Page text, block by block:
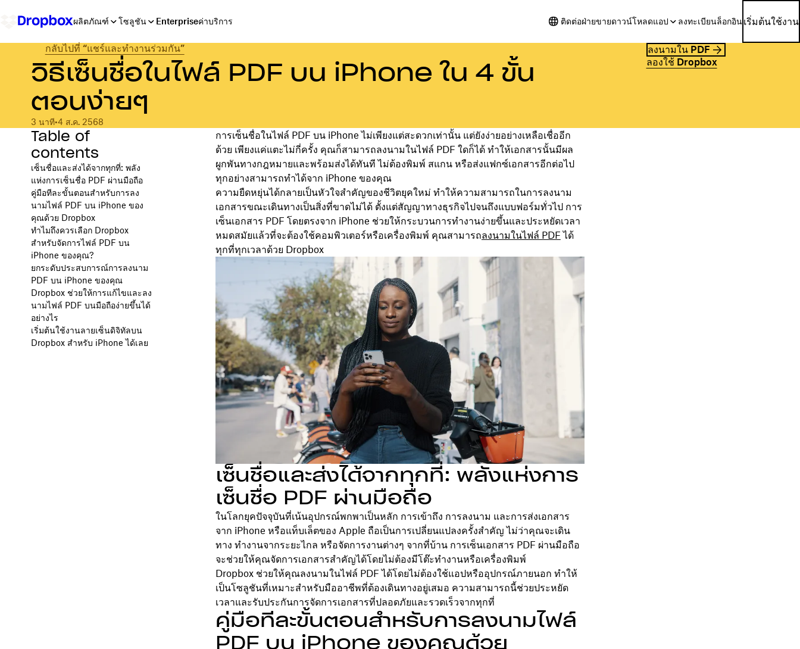
ผลิตภัณฑ์ โซลูชัน Enterpriseค่าบริการ ติดต่อฝ่ายขายดาวน์โหลดแอป ลงทะเบียนล็อกอินเริ่มต้นใช้งาน
กลับไปที่ “แชร์และทำงานร่วมกัน”
วิธีเซ็นชื่อในไฟล์ PDF บน iPhone ใน 4 ขั้น
ตอนง่ายๆ
3 นาที•4 ส.ค. 2568
ลงนามใน PDF
ลองใช้ Dropbox
Table of
contents
เซ็นชื่อและส่งได้จากทุกที่: พลัง
แห่งการเซ็นชื่อ PDF ผ่านมือถือ
คู่มือทีละขั้นตอนสำหรับการลง
นามไฟล์ PDF บน iPhone ของ
คุณด้วย Dropbox
ทำไมถึงควรเลือก Dropbox
สำหรับจัดการไฟล์ PDF บน
iPhone ของคุณ?
ยกระดับประสบการณ์การลงนาม
PDF บน iPhone ของคุณ
Dropbox ช่วยให้การแก้ไขและลง
นามไฟล์ PDF บนมือถือง่ายขึ้นได้
อย่างไร
เริ่มต้นใช้งานลายเซ็นดิจิทัลบน
Dropbox สำหรับ iPhone ได้เลย
การเซ็นชื่อในไฟล์ PDF บน iPhone ไม่เพียงแต่สะดวกเท่านั้น แต่ยังง่ายอย่างเหลือเชื่ออีก
ด้วย เพียงแค่แตะไม่กี่ครั้ง คุณก็สามารถลงนามในไฟล์ PDF ใดก็ได้ ทำให้เอกสารนั้นมีผล
ผูกพันทางกฎหมายและพร้อมส่งได้ทันที ไม่ต้องพิมพ์ สแกน หรือส่งแฟกซ์เอกสารอีกต่อไป
ทุกอย่างสามารถทำได้จาก iPhone ของคุณ
ความยืดหยุ่นได้กลายเป็นหัวใจสำคัญของชีวิตยุคใหม่ ทำให้ความสามารถในการลงนาม
เอกสารขณะเดินทางเป็นสิ่งที่ขาดไม่ได้ ตั้งแต่สัญญาทางธุรกิจไปจนถึงแบบฟอร์มทั่วไป การ
เซ็นเอกสาร PDF โดยตรงจาก iPhone ช่วยให้กระบวนการทำงานง่ายขึ้นและประหยัดเวลา
หมดสมัยแล้วที่จะต้องใช้คอมพิวเตอร์หรือเครื่องพิมพ์ คุณสามารถลงนามในไฟล์ PDF ได้
ทุกที่ทุกเวลาด้วย Dropbox
เซ็นชื่อและส่งได้จากทุกที่: พลังแห่งการ
เซ็นชื่อ PDF ผ่านมือถือ
ในโลกยุคปัจจุบันที่เน้นอุปกรณ์พกพาเป็นหลัก การเข้าถึง การลงนาม และการส่งเอกสาร
จาก iPhone หรือแท็บเล็ตของ Apple ถือเป็นการเปลี่ยนแปลงครั้งสำคัญ ไม่ว่าคุณจะเดิน
ทาง ทำงานจากระยะไกล หรือจัดการงานต่างๆ จากที่บ้าน การเซ็นเอกสาร PDF ผ่านมือถือ
จะช่วยให้คุณจัดการเอกสารสำคัญได้โดยไม่ต้องมีโต๊ะทำงานหรือเครื่องพิมพ์
Dropbox ช่วยให้คุณลงนามในไฟล์ PDF ได้โดยไม่ต้องใช้แอปหรืออุปกรณ์ภายนอก ทำให้
เป็นโซลูชันที่เหมาะสำหรับมืออาชีพที่ต้องเดินทางอยู่เสมอ ความสามารถนี้ช่วยประหยัด
เวลาและรับประกันการจัดการเอกสารที่ปลอดภัยและรวดเร็วจากทุกที่
คู่มือทีละขั้นตอนสำหรับการลงนามไฟล์
PDF บน iPhone ของคุณด้วย